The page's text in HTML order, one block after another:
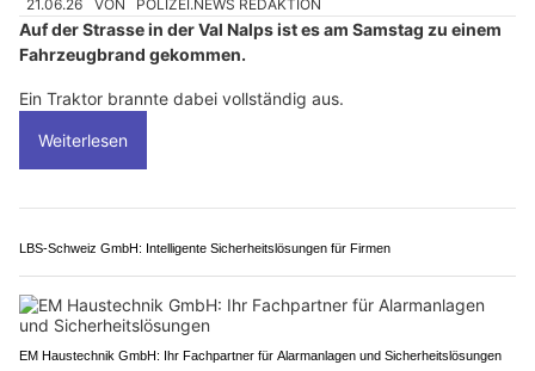
21.06.26 VON POLIZEI.NEWS REDAKTION
Auf der Strasse in der Val Nalps ist es am Samstag zu einem
Fahrzeugbrand gekommen.
Ein Traktor brannte dabei vollständig aus.
LBS-Schweiz GmbH: Intelligente Sicherheitslösungen für Firmen